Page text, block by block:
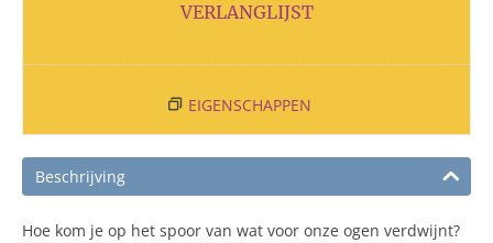
VERLANGLIJST
EIGENSCHAPPEN
Beschrijving
Hoe kom je op het spoor van wat voor onze ogen verdwijnt?